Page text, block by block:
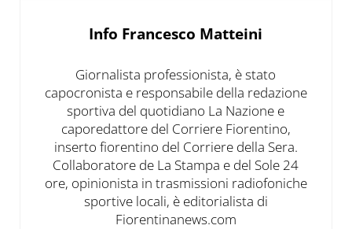
Info Francesco Matteini
Giornalista professionista, è stato
capocronista e responsabile della redazione
sportiva del quotidiano La Nazione e
caporedattore del Corriere Fiorentino,
inserto fiorentino del Corriere della Sera.
Collaboratore de La Stampa e del Sole 24
ore, opinionista in trasmissioni radiofoniche
sportive locali, è editorialista di
Fiorentinanews.com